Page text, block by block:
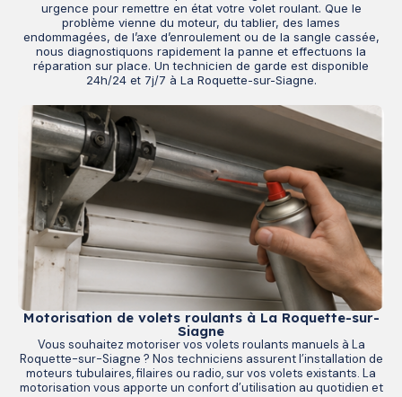
urgence pour remettre en état votre volet roulant. Que le
problème vienne du moteur, du tablier, des lames
endommagées, de l’axe d’enroulement ou de la sangle cassée,
nous diagnostiquons rapidement la panne et effectuons la
réparation sur place. Un technicien de garde est disponible
24h/24 et 7j/7 à La Roquette-sur-Siagne.
Motorisation de volets roulants à La Roquette-sur-
Siagne
Vous souhaitez motoriser vos volets roulants manuels à La
Roquette-sur-Siagne ? Nos techniciens assurent l’installation de
moteurs tubulaires, filaires ou radio, sur vos volets existants. La
motorisation vous apporte un confort d’utilisation au quotidien et